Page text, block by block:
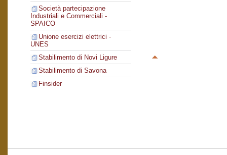
Società partecipazione
Industriali e Commerciali -
SPAICO
Unione esercizi elettrici -
UNES
Stabilimento di Novi Ligure
Stabilimento di Savona
Finsider